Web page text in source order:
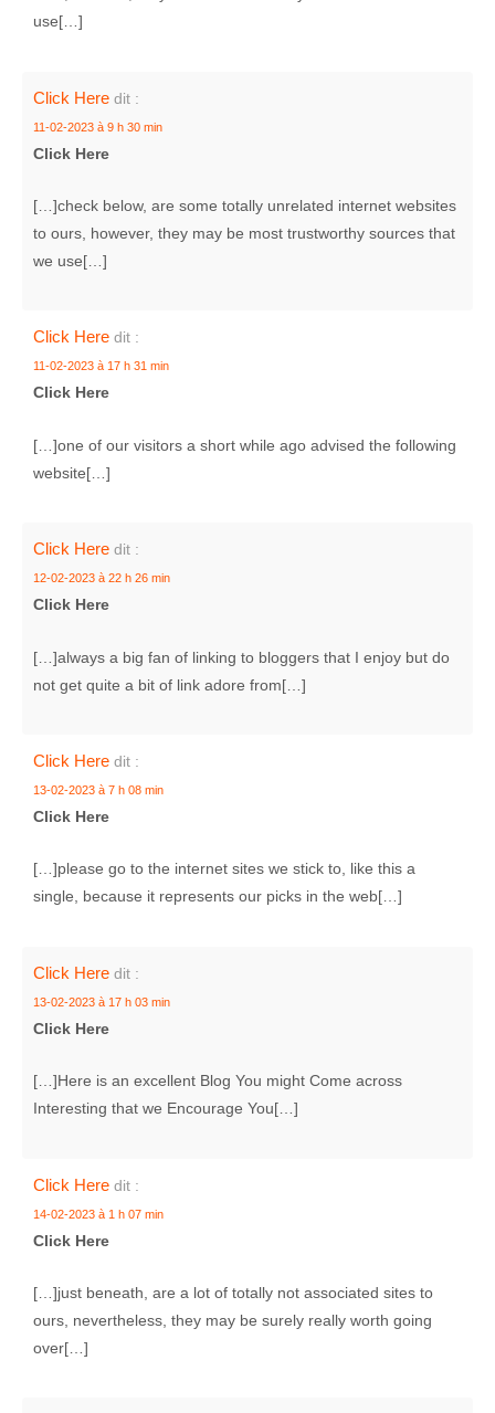
use[…]
Click Here dit :
11-02-2023 à 9 h 30 min
Click Here
[…]check below, are some totally unrelated internet websites
to ours, however, they may be most trustworthy sources that
we use[…]
Click Here dit :
11-02-2023 à 17 h 31 min
Click Here
[…]one of our visitors a short while ago advised the following
website[…]
Click Here dit :
12-02-2023 à 22 h 26 min
Click Here
[…]always a big fan of linking to bloggers that I enjoy but do
not get quite a bit of link adore from[…]
Click Here dit :
13-02-2023 à 7 h 08 min
Click Here
[…]please go to the internet sites we stick to, like this a
single, because it represents our picks in the web[…]
Click Here dit :
13-02-2023 à 17 h 03 min
Click Here
[…]Here is an excellent Blog You might Come across
Interesting that we Encourage You[…]
Click Here dit :
14-02-2023 à 1 h 07 min
Click Here
[…]just beneath, are a lot of totally not associated sites to
ours, nevertheless, they may be surely really worth going
over[…]